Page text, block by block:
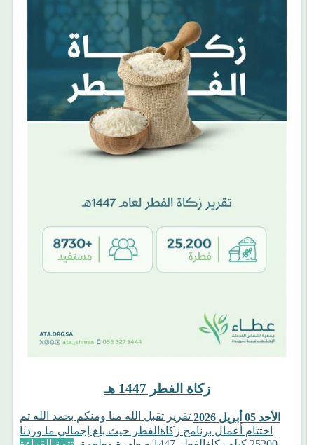
زكاة الفطر 1447 هـ
الأحد 05 أبريل 2026
تقرير تقبل الله منا ومنكم بحمد الله تم
اختتام أعمال برنامج زكاةالفطر حيث بلغ إجمالي ما وردنا